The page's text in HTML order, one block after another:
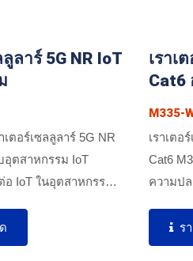
ลูลาร์ 5G NR IoT
เตอร์เซลลูลาร์ 5G NR
อุตสาหกรรม IoT
อ IoT ในอุตสาหกรรมสู่
เราเ
Cat6
M335-
เราเตอ
Cat6
ความป
ร